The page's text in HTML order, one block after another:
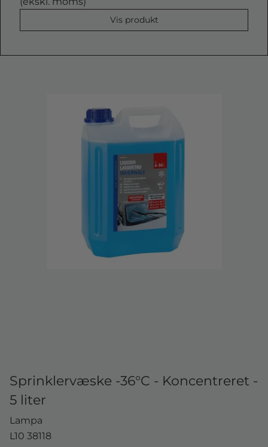
Vis produkt
Sprinklervæske -36°C - Koncentreret -
5 liter
Lampa
L10 38118